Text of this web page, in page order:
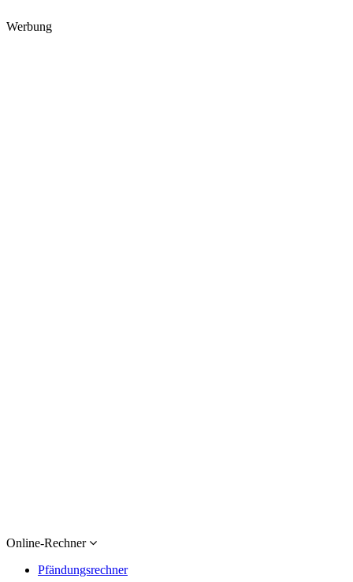
Werbung
Online-Rechner
Pfändungsrechner